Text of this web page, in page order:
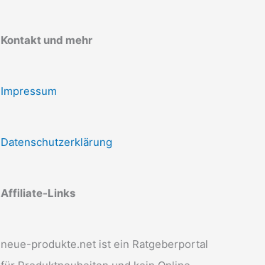
Kontakt und mehr
Impressum
Datenschutzerklärung
Affiliate-Links
neue-produkte.net ist ein Ratgeberportal